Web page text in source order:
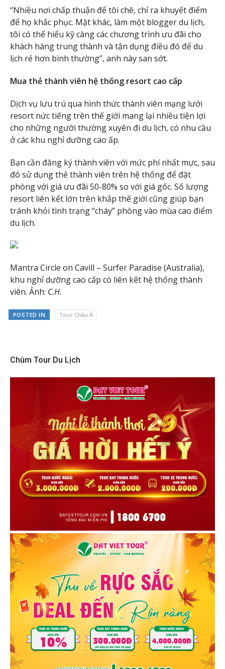
“Nhiều nơi chấp thuận để tôi chê, chỉ ra khuyết điểm
để họ khắc phục. Mặt khác, làm một blogger du lịch,
tôi có thể hiểu kỹ càng các chương trình ưu đãi cho
khách hàng trung thành và tận dụng điều đó để du
lịch rẻ hơn bình thường”, anh này san sớt.
Mua thẻ thành viên hệ thống resort cao cấp
Dịch vụ lưu trú qua hình thức thành viên mạng lưới
resort nức tiếng trên thế giới mang lại nhiều tiện lợi
cho những người thường xuyên đi du lịch, có nhu cầu
ở các khu nghỉ dưỡng cao ấp.
Bạn cần đăng ký thành viên với mức phí nhất mực, sau
đó sử dụng thẻ thành viên trên hệ thống để đặt
phòng với giá ưu đãi 50-80% so với giá gốc. Số lượng
resort liên kết lớn trên khắp thế giới cũng giúp bạn
tránh khỏi tình trạng “cháy” phòng vào mùa cao điểm
du lịch.
Mantra Circle on Cavill – Surfer Paradise (Australia),
khu nghỉ dưỡng cao cấp có liên kết hệ thống thành
viên. Ảnh: C.H.
POSTED IN Tour Châu Á
Chùm Tour Du Lịch